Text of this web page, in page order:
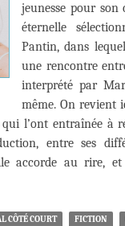
jeunesse pour son
éternelle
Pantin, dans
une rencontre
interprété par
même. On revient
l’ont entraînée à
entre ses
accorde au rire,
CÔTÉ COURT FICTION